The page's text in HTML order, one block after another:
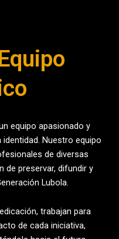
equipo apasionado y
Nuestro equipo
de diversas
de preservar, difundir y
Lubola.
trabajan para
de cada iniciativa,